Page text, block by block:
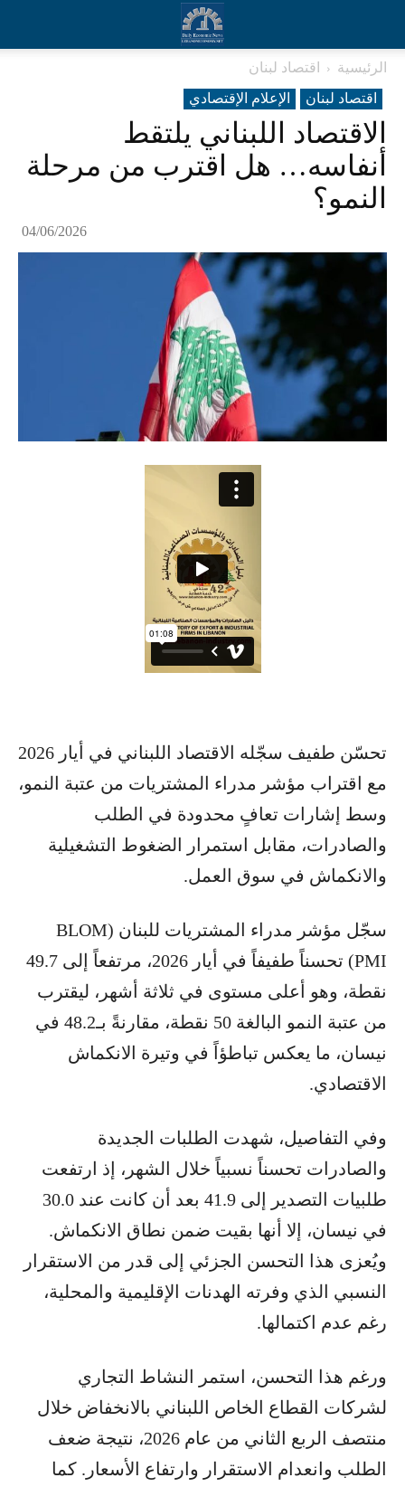
الرئيسية
اقتصاد لبنان
اقتصاد لبنان
الإعلام الإقتصادي
الاقتصاد اللبناني يلتقط
أنفاسه… هل اقترب من مرحلة
النمو؟
04/06/2026
تحسّن طفيف سجّله الاقتصاد اللبناني في أيار 2026
مع اقتراب مؤشر مدراء المشتريات من عتبة النمو،
وسط إشارات تعافٍ محدودة في الطلب
والصادرات، مقابل استمرار الضغوط التشغيلية
والانكماش في سوق العمل.
سجّل مؤشر مدراء المشتريات للبنان (BLOM
PMI) تحسناً طفيفاً في أيار 2026، مرتفعاً إلى 49.7
نقطة، وهو أعلى مستوى في ثلاثة أشهر، ليقترب
من عتبة النمو البالغة 50 نقطة، مقارنةً بـ48.2 في
نيسان، ما يعكس تباطؤاً في وتيرة الانكماش
الاقتصادي.
وفي التفاصيل، شهدت الطلبات الجديدة
والصادرات تحسناً نسبياً خلال الشهر، إذ ارتفعت
طلبيات التصدير إلى 41.9 بعد أن كانت عند 30.0
في نيسان، إلا أنها بقيت ضمن نطاق الانكماش.
ويُعزى هذا التحسن الجزئي إلى قدر من الاستقرار
النسبي الذي وفرته الهدنات الإقليمية والمحلية،
رغم عدم اكتمالها.
ورغم هذا التحسن، استمر النشاط التجاري
لشركات القطاع الخاص اللبناني بالانخفاض خلال
منتصف الربع الثاني من عام 2026، نتيجة ضعف
الطلب وانعدام الاستقرار وارتفاع الأسعار. كما